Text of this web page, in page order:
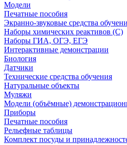
Модели
Печатные пособия
Экранно-звуковые средства
Наборы химических реактивов (С)
Наборы ГИА, ОГЭ, ЕГЭ
Интерактивные демонстрации
Биология
Датчики
Технические средства обучения
Натуральные объекты
Муляжи
Модели (объёмные)
Приборы
Печатные пособия
Рельефные таблицы
Комплект посуды и